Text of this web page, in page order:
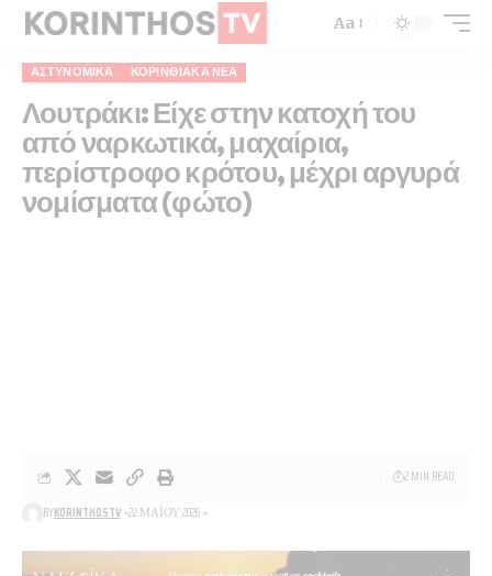
Aa
ΑΣΤΥΝΟΜΙΚΆ ΚΟΡΙΝΘΙΑΚΆ ΝΈΑ
Λουτράκι: Είχε στην κατοχή του
από ναρκωτικά, μαχαίρια,
περίστροφο κρότου, μέχρι αργυρά
νομίσματα (φώτο)
BYKORINTHOSTV 22 ΜΑΪ́ΟΥ 2026
2 MIN READ